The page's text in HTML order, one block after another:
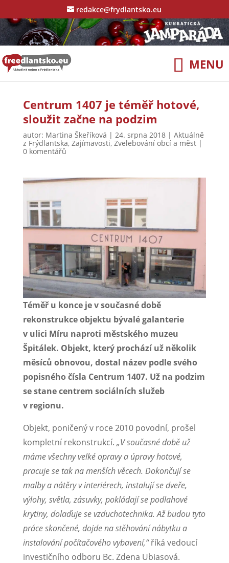
redakce@frydlantsko.eu
Centrum 1407 je téměř hotové,
sloužit začne na podzim
autor: Martina Škeříková | 24. srpna 2018| Aktuálně
z Frýdlantska, Zajímavosti, Zvelebování obcí a měst|
0 komentářů
Téměř u konce je v současné době
rekonstrukce objektu bývalé galanterie
v ulici Míru naproti městského muzeu
Špitálek. Objekt, který prochází už několik
měsíců obnovou, dostal název podle svého
popisného čísla Centrum 1407. Už na podzim
se stane centrem sociálních služeb
v regionu.
Objekt, poničený v roce 2010 povodní, prošel
kompletní rekonstrukcí. „V současné době už
máme všechny velké opravy a úpravy hotové,
pracuje se tak na menších věcech. Dokončují se
malby a nátěry v interiérech, instalují se dveře,
výlohy, světla, zásuvky, pokládají se podlahové
krytiny, dolaďuje se vzduchotechnika. Až budou tyto
práce skončené, dojde na stěhování nábytku a
instalování počítačového vybavení,“říká vedoucí
investičního odboru Bc. Zdena Ubiasová.